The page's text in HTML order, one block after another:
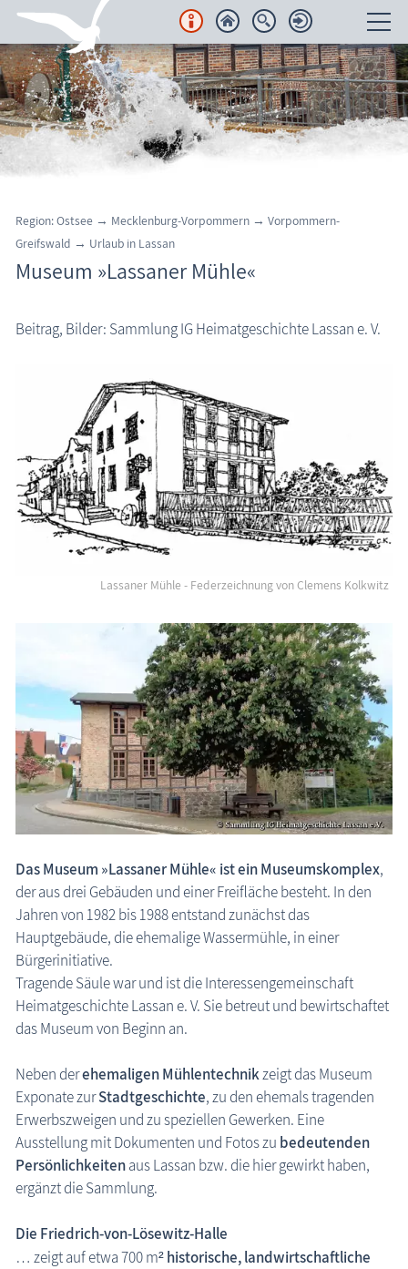
Unterkünfte
Regionales
Urlaubsorte
Karten
Aktuelles
den Strand erleben
die Natur erleben
Geschichten, Märchen & Sagen
Kranich Grus grus
Maritimes
Aussichtstürme
Großsteingräber
Historische Bauwerke
Kirchen
Lehrpfade
Leuchttürme
Museen
Fischland-Darß-Zingst
Nordvorpommern
Insel Hiddensee
Insel Rügen
Mecklenburgische Seenplatte
Nordwestmecklenburg
Rostock / Güstrow
Vorpommern-Greifswald
Insel Usedom
ehemalige Museen
Naturzentren, Nationalparks
Parkanlagen & Gärten
Promenaden
Schlösser & Burgen
Lassan: Museum "Lassaner Mühle"
Region: Ostsee → Mecklenburg-Vorpommern → Vorpommern-
Greifswald → Urlaub in Lassan
Museum »Lassaner Mühle«
Beitrag, Bilder: Sammlung IG Heimatgeschichte Lassan e. V.
Lassaner Mühle - Federzeichnung von Clemens Kolkwitz
Das Museum »Lassaner Mühle« ist ein Museumskomplex,
der aus drei Gebäuden und einer Freifläche besteht. In den
Jahren von 1982 bis 1988 entstand zunächst das
Hauptgebäude, die ehemalige Wassermühle, in einer
Bürgerinitiative.
Tragende Säule war und ist die Interessengemeinschaft
Heimatgeschichte Lassan e. V. Sie betreut und bewirtschaftet
das Museum von Beginn an.
Neben derehemaligen Mühlentechnikzeigt das Museum
Exponate zurStadtgeschichte, zu den ehemals tragenden
Erwerbszweigen und zu speziellen Gewerken. Eine
Ausstellung mit Dokumenten und Fotos zu bedeutenden
Persönlichkeitenaus Lassan bzw. die hier gewirkt haben,
ergänzt die Sammlung.
Die Friedrich-von-Lösewitz-Halle
… zeigt auf etwa 700 m²historische, landwirtschaftliche